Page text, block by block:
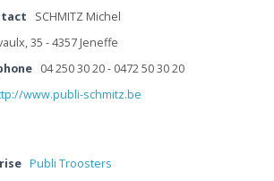
SCHMITZ Michel
35 - 4357 Jeneffe
04 250 30 20 - 0472 50 30 20
www.publi-schmitz.be
Publi Troosters